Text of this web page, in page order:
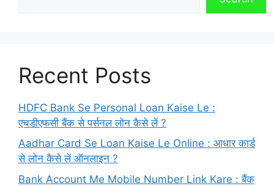
Recent Posts
HDFC Bank Se Personal Loan Kaise Le :
एचडीएफसी बैंक से पर्सनल लोन कैसे लें ?
Aadhar Card Se Loan Kaise Le Online : आधार कार्ड
से लोन कैसे लें ऑनलाइन ?
Bank Account Me Mobile Number Link Kare : बैंक